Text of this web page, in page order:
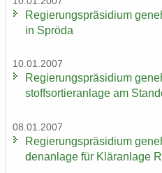
Re­gie­rungs­prä­si­di­um
in Sprö­da
10.01.2007
Re­gie­rungs­prä­si­di­um
stoff­sor­tier­an­la­ge am
08.01.2007
Re­gie­rungs­prä­si­di­um
den­an­la­ge für Klär­an­la­ge